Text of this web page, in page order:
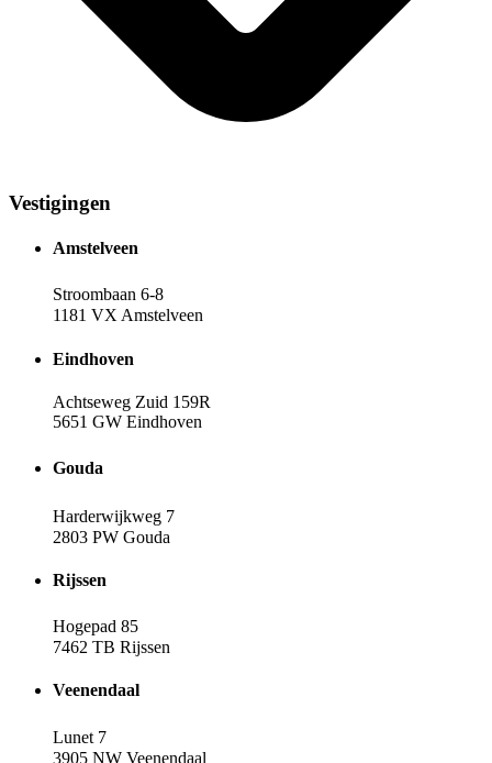
Vestigingen
Amstelveen
Stroombaan 6-8
1181 VX Amstelveen
Eindhoven
Achtseweg Zuid 159R
5651 GW Eindhoven
Gouda
Harderwijkweg 7
2803 PW Gouda
Rijssen
Hogepad 85
7462 TB Rijssen
Veenendaal
Lunet 7
3905 NW Veenendaal